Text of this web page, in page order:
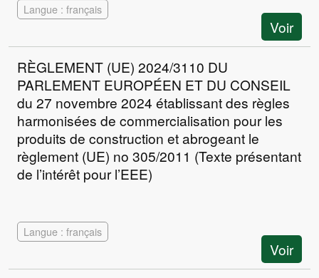
Langue : français
Voir
RÈGLEMENT (UE) 2024/3110 DU
PARLEMENT EUROPÉEN ET DU CONSEIL
du 27 novembre 2024 établissant des règles
harmonisées de commercialisation pour les
produits de construction et abrogeant le
règlement (UE) no 305/2011 (Texte présentant
de l’intérêt pour l’EEE)
Langue : français
Voir